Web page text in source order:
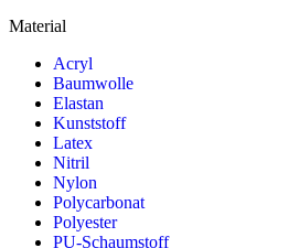
Material
Acryl
Baumwolle
Elastan
Kunststoff
Latex
Nitril
Nylon
Polycarbonat
Polyester
PU-Schaumstoff